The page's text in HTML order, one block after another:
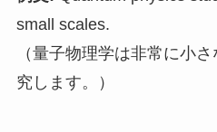
small scales.
（量子物理学は非常に小
究します。）